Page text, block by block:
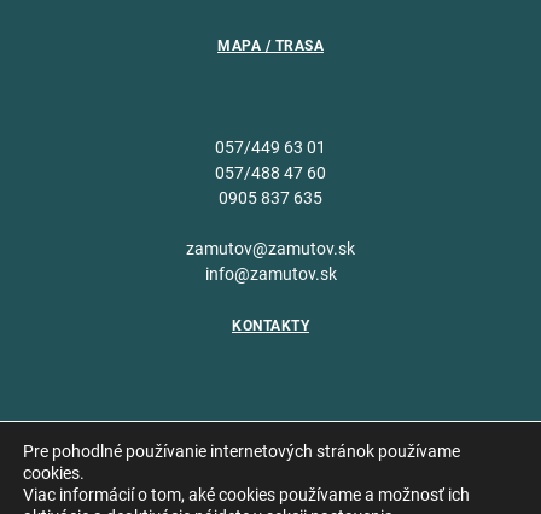
MAPA / TRASA
057/449 63 01
057/488 47 60
0905 837 635
zamutov@zamutov.sk
info@zamutov.sk
KONTAKTY
Copyright © 2026 Obec
Pre pohodlné používanie internetových stránok používame
cookies.
Viac informácií o tom, aké cookies používame a možnosť ich